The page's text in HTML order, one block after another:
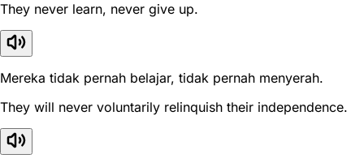
They never learn, never give up.
Mereka tidak pernah belajar, tidak pernah menyerah.
They will never voluntarily relinquish their independence.